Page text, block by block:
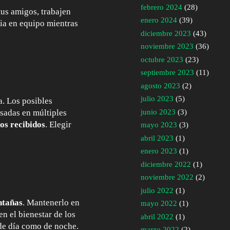
amigos, trabajen
en equipo mientras
Los posibles
en múltiples
recibidos. Elegir
. Mantenerlo en
el bienestar de los
día como de noche.
febrero 2024 (28)
enero 2024 (39)
diciembre 2023 (43)
noviembre 2023 (36)
octubre 2023 (23)
septiembre 2023 (11)
agosto 2023 (2)
julio 2023 (5)
junio 2023 (3)
mayo 2023 (3)
abril 2023 (1)
enero 2023 (1)
diciembre 2022 (1)
noviembre 2022 (2)
julio 2022 (1)
mayo 2022 (1)
abril 2022 (1)